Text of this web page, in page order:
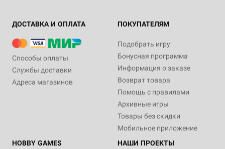
ДОСТАВКА И ОПЛАТА
Способы оплаты
Службы доставки
Адреса магазинов
ПОКУПАТЕЛЯМ
Подобрать игру
Бонусная программа
Информация о заказе
Возврат товара
Помощь с правилами
Архивные игры
Товары без скидки
Мобильное приложение
HOBBY GAMES
НАШИ ПРОЕКТЫ